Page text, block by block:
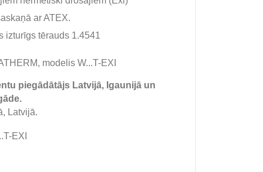
ar ATEX.
izturīgs tērauds 1.4541
modelis W...T-EXI
piegādātājs Latvijā, Igaunijā un
Latvijā.
EXI